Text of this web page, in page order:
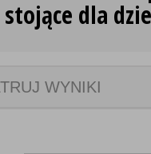
stojące dla
WYNIKI